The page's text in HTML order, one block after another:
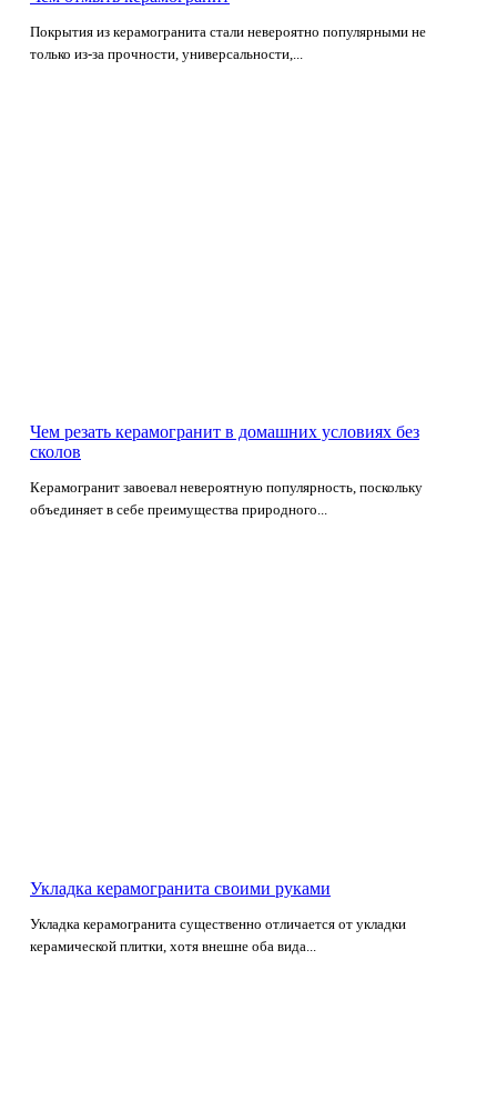
Покрытия из керамогранита стали невероятно популярными не
только из-за прочности, универсальности,...
Чем резать керамогранит в домашних условиях без
сколов
Керамогранит завоевал невероятную популярность, поскольку
объединяет в себе преимущества природного...
Укладка керамогранита своими руками
Укладка керамогранита существенно отличается от укладки
керамической плитки, хотя внешне оба вида...